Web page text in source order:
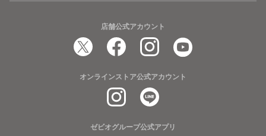
店舗公式アカウント
オンラインストア公式アカウント
ゼビオグループ公式アプリ